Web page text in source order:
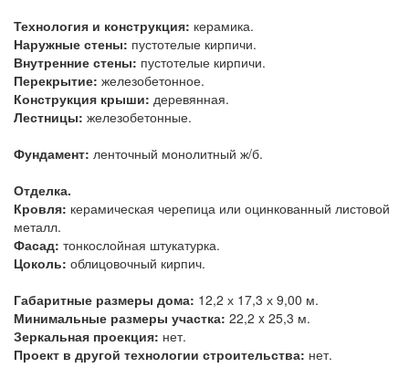
Технология и конструкция: керамика.
Наружные стены: пустотелые кирпичи.
Внутренние стены: пустотелые кирпичи.
Перекрытие: железобетонное.
Конструкция крыши: деревянная.
Лестницы: железобетонные.
Фундамент: ленточный монолитный ж/б.
Отделка.
Кровля: керамическая черепица или оцинкованный листовой
металл.
Фасад: тонкослойная штукатурка.
Цоколь: облицовочный кирпич.
Габаритные размеры дома: 12,2 х 17,3 х 9,00 м.
Минимальные размеры участка: 22,2 x 25,3 м.
Зеркальная проекция: нет.
Проект в другой технологии строительства: нет.